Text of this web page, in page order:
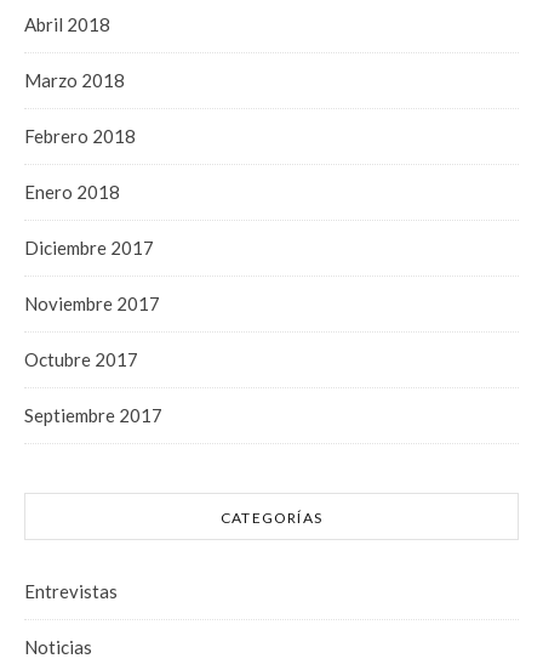
Abril 2018
Marzo 2018
Febrero 2018
Enero 2018
Diciembre 2017
Noviembre 2017
Octubre 2017
Septiembre 2017
CATEGORÍAS
Entrevistas
Noticias